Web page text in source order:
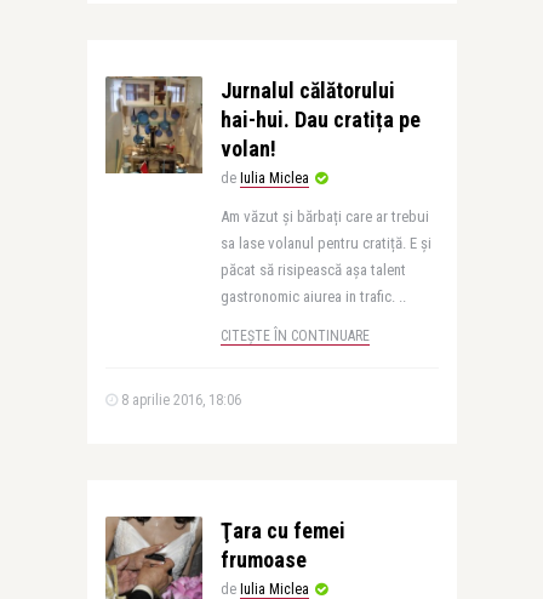
Jurnalul călătorului
hai-hui. Dau cratița pe
volan!
de Iulia Miclea
Am văzut și bărbați care ar trebui
sa lase volanul pentru cratiță. E și
păcat să risipească așa talent
gastronomic aiurea in trafic. ..
CITEȘTE ÎN CONTINUARE
8 aprilie 2016, 18:06
Ţara cu femei
frumoase
de Iulia Miclea